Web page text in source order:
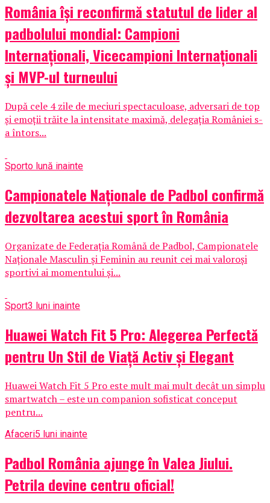
România își reconfirmă statutul de lider al
padbolului mondial: Campioni
Internaționali, Vicecampioni Internaționali
și MVP-ul turneului
După cele 4 zile de meciuri spectaculoase, adversari de top
și emoții trăite la intensitate maximă, delegația României s-
a întors...
Sporto lună inainte
Campionatele Naționale de Padbol confirmă
dezvoltarea acestui sport în România
Organizate de Federația Română de Padbol, Campionatele
Naționale Masculin și Feminin au reunit cei mai valoroși
sportivi ai momentului și...
Sport3 luni inainte
Huawei Watch Fit 5 Pro: Alegerea Perfectă
pentru Un Stil de Viață Activ și Elegant
Huawei Watch Fit 5 Pro este mult mai mult decât un simplu
smartwatch – este un companion sofisticat conceput
pentru...
Afaceri5 luni inainte
Padbol România ajunge în Valea Jiului.
Petrila devine centru oficial!